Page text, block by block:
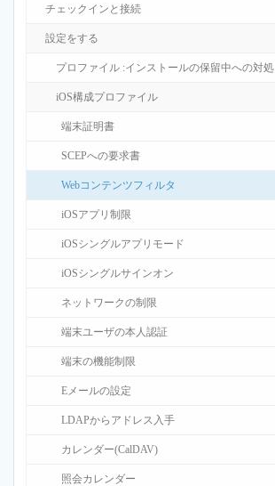
チェックインと接続
設定をする
プロファイル :インストールの保留中への対処
iOS構成プロファイル
端末証明書
SCEPへの要求書
Webコンテンツフィルタ
iOSアプリ制限
iOSシングルアプリモード
iOSシングルサインオン
ネットワークの制限
端末ユーザの本人認証
端末の機能制限
Eメールの設定
LDAPからアドレス入手
カレンダー(CalDAV)
照会カレンダー